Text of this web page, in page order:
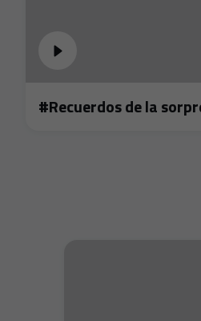
#Recuerdos de la